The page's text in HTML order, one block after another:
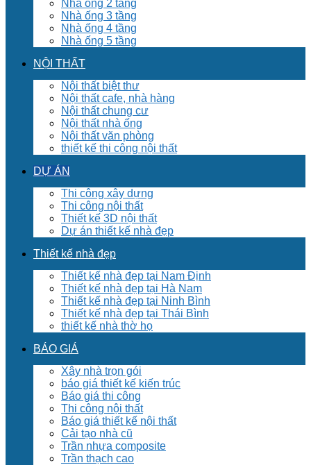
Nhà ống 2 tầng
Nhà ống 3 tầng
Nhà ống 4 tầng
Nhà ống 5 tầng
NỘI THẤT
Nội thất biệt thư
Nội thất cafe, nhà hàng
Nội thất chung cư
Nội thất nhà ống
Nội thất văn phòng
thiết kế thi công nội thất
DỰ ÁN
Thi công xây dựng
Thi công nội thất
Thiết kế 3D nội thất
Dự án thiết kế nhà đẹp
Thiết kế nhà đẹp
Thiết kế nhà đẹp tại Nam Định
Thiết kế nhà đẹp tại Hà Nam
Thiết kế nhà đẹp tại Ninh Bình
Thiết kế nhà đẹp tại Thái Bình
thiết kế nhà thờ họ
BÁO GIÁ
Xây nhà trọn gói
báo giá thiết kế kiến trúc
Báo giá thi công
Thi công nội thất
Báo giá thiết kế nội thất
Cải tạo nhà cũ
Trần nhựa composite
Trần thạch cao